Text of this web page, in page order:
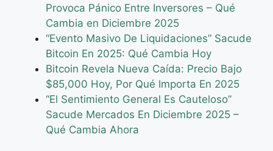
Provoca Pánico Entre Inversores – Qué
Cambia en Diciembre 2025
“Evento Masivo De Liquidaciones” Sacude
Bitcoin En 2025: Qué Cambia Hoy
Bitcoin Revela Nueva Caída: Precio Bajo
$85,000 Hoy, Por Qué Importa En 2025
“El Sentimiento General Es Cauteloso”
Sacude Mercados En Diciembre 2025 –
Qué Cambia Ahora